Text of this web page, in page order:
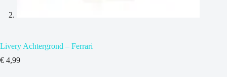
Livery Achtergrond – Ferrari
€ 4,99